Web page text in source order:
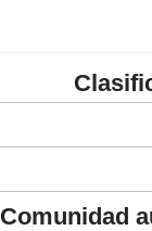
Comunidad